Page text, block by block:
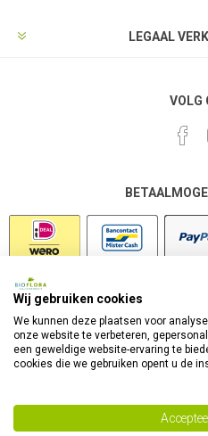
LEGAAL
VOLG
Wij gebruiken cookies
We kunnen deze plaatsen voor
onze website te verbeteren,
een geweldige website-ervaring te
cookies die we gebruiken opent u de